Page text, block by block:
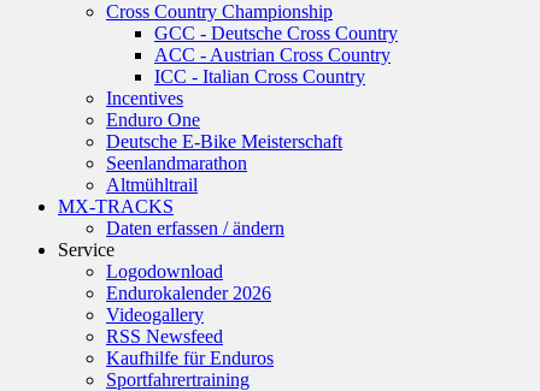
Cross Country Championship
GCC - Deutsche Cross Country
ACC - Austrian Cross Country
ICC - Italian Cross Country
Incentives
Enduro One
Deutsche E-Bike Meisterschaft
Seenlandmarathon
Altmühltrail
MX-TRACKS
Daten erfassen / ändern
Service
Logodownload
Endurokalender 2026
Videogallery
RSS Newsfeed
Kaufhilfe für Enduros
Sportfahrertraining